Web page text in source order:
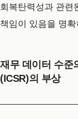
회복탄력성과 관련
책임이 있음을 명
재무 데이터 수준
(ICSR)의 부상